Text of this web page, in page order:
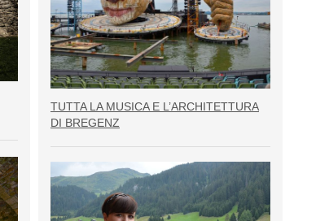
TUTTA LA MUSICA E L’ARCHITETTURA
DI BREGENZ